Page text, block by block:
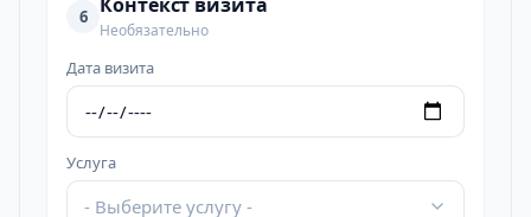
6
Необязательно
Дата визита
Услуга
- Выберите услугу -